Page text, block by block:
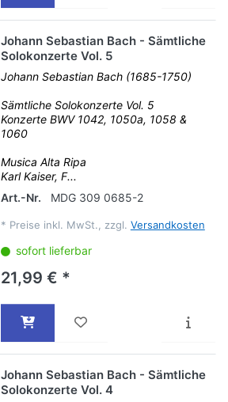
Johann Sebastian Bach - Sämtliche
Solokonzerte Vol. 5
Johann Sebastian Bach (1685-1750)
Sämtliche Solokonzerte Vol. 5
Konzerte BWV 1042, 1050a, 1058 &
1060
Musica Alta Ripa
Karl Kaiser, F...
Art.-Nr.
MDG 309 0685-2
* Preise inkl. MwSt., zzgl. Versandkosten
sofort lieferbar
21,99 € *
Johann Sebastian Bach - Sämtliche
Solokonzerte Vol. 4